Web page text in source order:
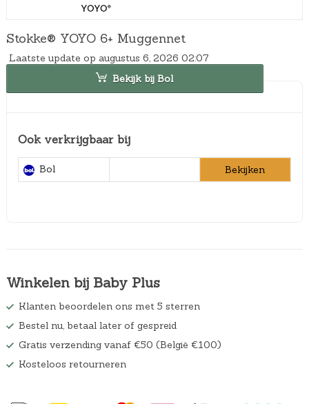
Stokke® YOYO 6+ Muggennet
Laatste update op augustus 6, 2026 02:07
Bekijk bij Bol
Ook verkrijgbaar bij
Bol Bekijken
Winkelen bij Baby Plus
Klanten beoordelen ons met 5 sterren
Bestel nu, betaal later of gespreid
Gratis verzending vanaf €50 (België €100)
Kosteloos retourneren